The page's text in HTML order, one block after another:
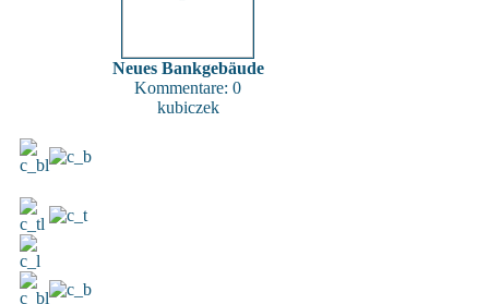
Neues Bankgebäude
Kommentare: 0
kubiczek